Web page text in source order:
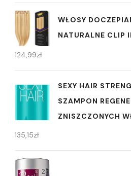
WŁOSY
NATURALNE CLIP
124,99zł
SEXY HAIR
SZAMPON
ZNISZCZONYCH
135,15zł